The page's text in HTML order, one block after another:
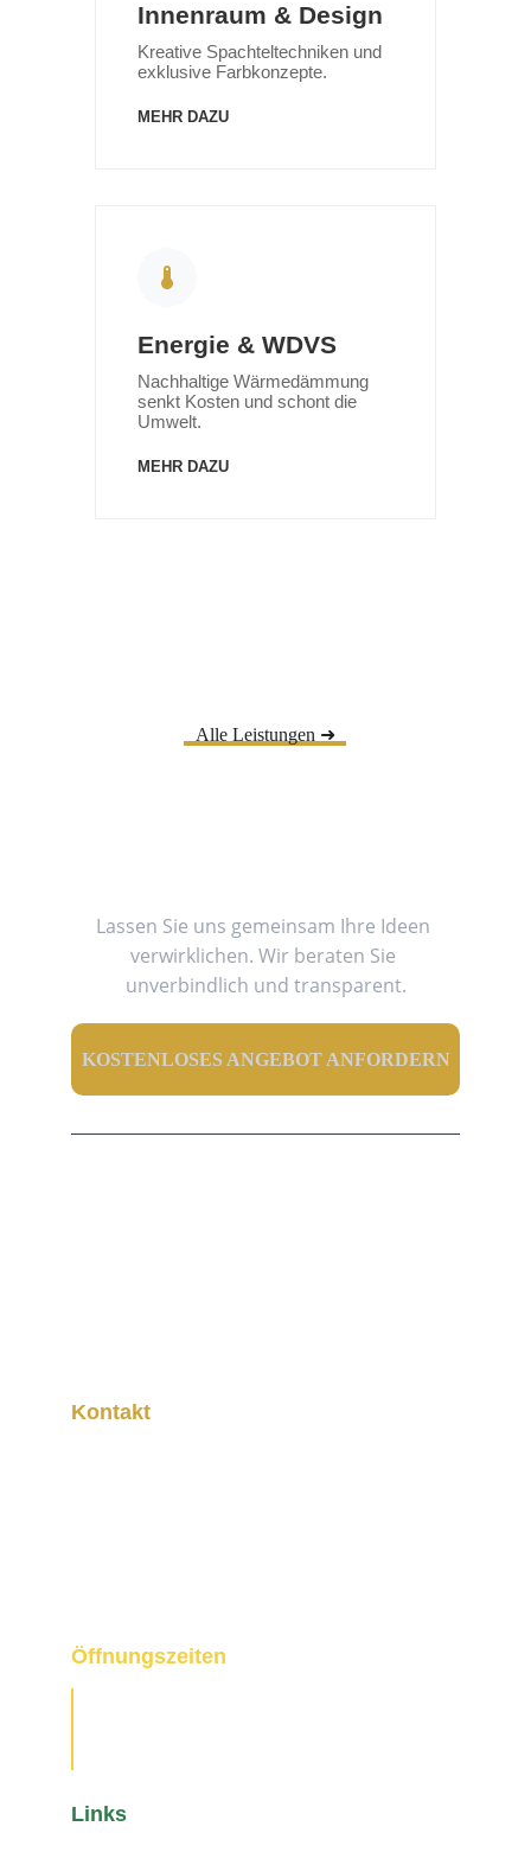
Alle Leistungen ➜
KOSTENLOSES ANGEBOT ANFORDERN
Lassen Sie uns gemeinsam Ihre Ideen
verwirklichen. Wir beraten Sie
unverbindlich und transparent.